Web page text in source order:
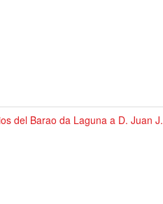
del Barao da Laguna a D. Juan J.